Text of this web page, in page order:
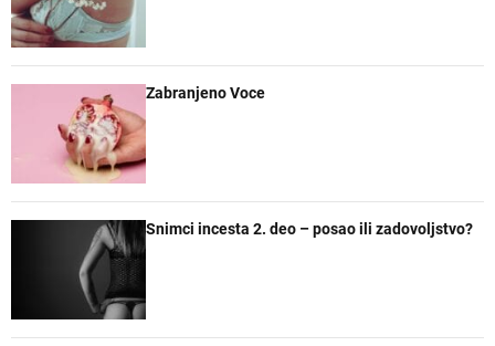
a
r
Zabranjeno Voce
Snimci incesta 2. deo – posao ili zadovoljstvo?